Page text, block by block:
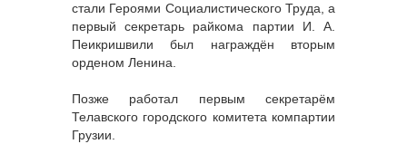
стали Героями Социалистического Труда, а
первый секретарь райкома партии И. А.
Пеикришвили был награждён вторым
орденом Ленина.
Позже работал первым секретарём
Телавского городского комитета компартии
Грузии.